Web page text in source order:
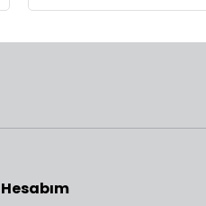
Hesabım